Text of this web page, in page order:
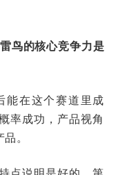
鸟的核心竞争力是
能在这个赛道里成
率成功，产品视角
。